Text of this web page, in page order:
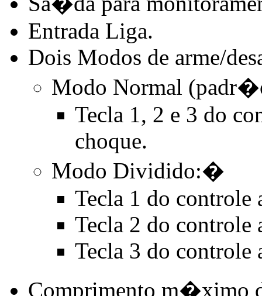
Entrada Liga.
Dois Modos de arme/
Modo Normal
Tecla 1, 2 e 3 do
choque.
Modo Dividido:�
Tecla 1 do controle
Tecla 2 do controle
Tecla 3 do controle
Comprimento m�ximo